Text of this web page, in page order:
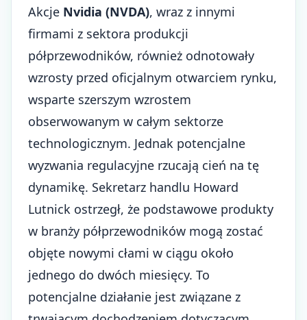
Akcje Nvidia (NVDA), wraz z innymi
firmami z sektora produkcji
półprzewodników, również odnotowały
wzrosty przed oficjalnym otwarciem rynku,
wsparte szerszym wzrostem
obserwowanym w całym sektorze
technologicznym. Jednak potencjalne
wyzwania regulacyjne rzucają cień na tę
dynamikę. Sekretarz handlu Howard
Lutnick ostrzegł, że podstawowe produkty
w branży półprzewodników mogą zostać
objęte nowymi cłami w ciągu około
jednego do dwóch miesięcy. To
potencjalne działanie jest związane z